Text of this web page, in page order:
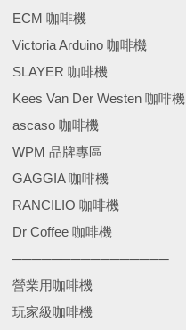
ECM 咖啡機
Victoria Arduino 咖啡機
SLAYER 咖啡機
Kees Van Der Westen 咖啡機
ascaso 咖啡機
WPM 品牌專區
GAGGIA 咖啡機
RANCILIO 咖啡機
Dr Coffee 咖啡機
────────────────
營業用咖啡機
玩家級咖啡機